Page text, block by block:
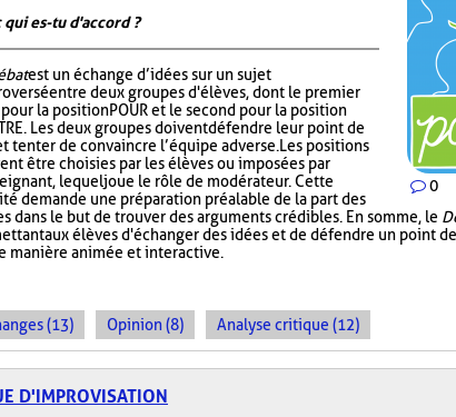
0
qui es-tu d'accord ?
est un échange d’idées sur un sujet
entre deux groupes d'élèves, dont le premier
la position POUR et le second pour la position
Les deux groupes doivent défendre leur point de
tenter de convaincre l’équipe adverse. Les positions
être choisies par les élèves ou imposées par
lequel joue le rôle de modérateur. Cette
demande une préparation préalable de la part des
dans le but de trouver des arguments crédibles. En somme, le
aux élèves d'échanger des idées et de défendre un point
manière animée et interactive.
(13) Opinion (8) Analyse critique (12)
D'IMPROVISATION